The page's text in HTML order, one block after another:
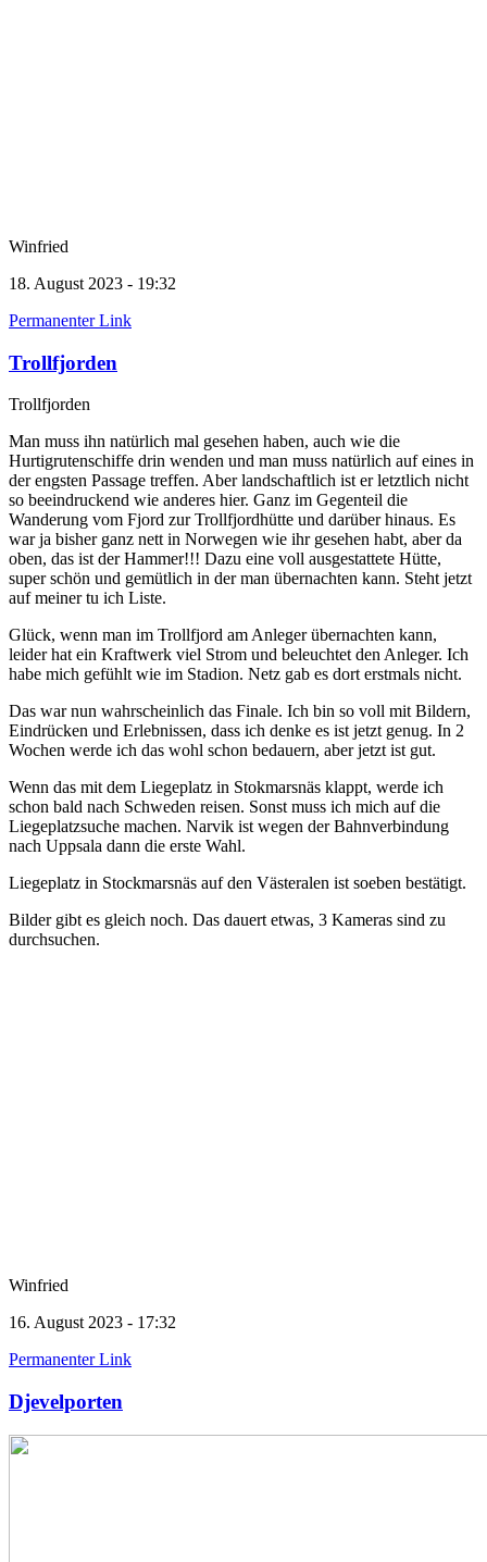
Winfried
18. August 2023 - 19:32
Permanenter Link
Trollfjorden
Trollfjorden
Man muss ihn natürlich mal gesehen haben, auch wie die
Hurtigrutenschiffe drin wenden und man muss natürlich auf eines in
der engsten Passage treffen. Aber landschaftlich ist er letztlich nicht
so beeindruckend wie anderes hier. Ganz im Gegenteil die
Wanderung vom Fjord zur Trollfjordhütte und darüber hinaus. Es
war ja bisher ganz nett in Norwegen wie ihr gesehen habt, aber da
oben, das ist der Hammer!!! Dazu eine voll ausgestattete Hütte,
super schön und gemütlich in der man übernachten kann. Steht jetzt
auf meiner tu ich Liste.
Glück, wenn man im Trollfjord am Anleger übernachten kann,
leider hat ein Kraftwerk viel Strom und beleuchtet den Anleger. Ich
habe mich gefühlt wie im Stadion. Netz gab es dort erstmals nicht.
Das war nun wahrscheinlich das Finale. Ich bin so voll mit Bildern,
Eindrücken und Erlebnissen, dass ich denke es ist jetzt genug. In 2
Wochen werde ich das wohl schon bedauern, aber jetzt ist gut.
Wenn das mit dem Liegeplatz in Stokmarsnäs klappt, werde ich
schon bald nach Schweden reisen. Sonst muss ich mich auf die
Liegeplatzsuche machen. Narvik ist wegen der Bahnverbindung
nach Uppsala dann die erste Wahl.
Liegeplatz in Stockmarsnäs auf den Västeralen ist soeben bestätigt.
Bilder gibt es gleich noch. Das dauert etwas, 3 Kameras sind zu
durchsuchen.
Winfried
16. August 2023 - 17:32
Permanenter Link
Djevelporten